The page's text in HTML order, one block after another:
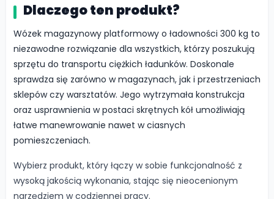
Dlaczego ten produkt?
Wózek magazynowy platformowy o ładowności 300 kg to
niezawodne rozwiązanie dla wszystkich, którzy poszukują
sprzętu do transportu ciężkich ładunków. Doskonale
sprawdza się zarówno w magazynach, jak i przestrzeniach
sklepów czy warsztatów. Jego wytrzymała konstrukcja
oraz usprawnienia w postaci skrętnych kół umożliwiają
łatwe manewrowanie nawet w ciasnych
pomieszczeniach.
Wybierz produkt, który łączy w sobie funkcjonalność z
wysoką jakością wykonania, stając się nieocenionym
narzędziem w codziennej pracy.